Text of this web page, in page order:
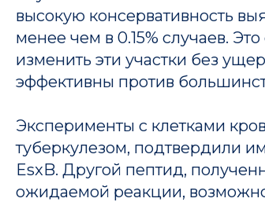
высокую консервативность
менее чем в 0.15% случаев.
изменить эти участки без
эффективны против
Эксперименты с клетками
туберкулезом, подтвердили
EsxB. Другой пептид,
ожидаемой реакции,